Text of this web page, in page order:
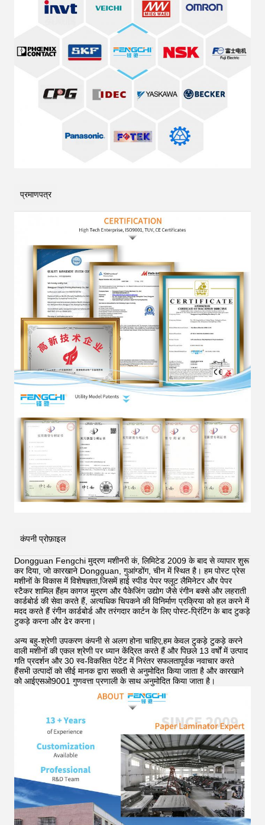
प्रमाणपत्र
कंपनी प्रोफ़ाइल
Dongguan Fengchi मुद्रण मशीनरी कं, लिमिटेड 2009 के बाद से व्यापार शुरू
कर दिया, जो कारखाने Dongguan, गुआंग्डोंग, चीन में स्थित है। हम पोस्ट प्रेस
मशीनों के विकास में विशेषज्ञता,जिसमें हाई स्पीड पेपर फ्लूट लैमिनेटर और पेपर
स्टैकर शामिल हैंहम कागज मुद्रण और पैकेजिंग उद्योग जैसे रंगीन बक्से और लहराती
कार्डबोर्ड की सेवा करते हैं, अत्यधिक चिपकने की विनिर्माण प्रक्रिया को हल करने में
मदद करते हैं रंगीन कार्डबोर्ड और तरंगदार कार्टन के लिए पोस्ट-प्रिंटिंग के बाद टुकड़े
टुकड़े करना और ढेर करना।
अन्य बहु-श्रेणी उपकरण कंपनी से अलग होना चाहिए,हम केवल टुकड़े टुकड़े करने
वाली मशीनों की एकल श्रेणी पर ध्यान केंद्रित करते हैं और पिछले 13 वर्षों में उत्पाद
गति प्रदर्शन और 30 स्व-विकसित पेटेंट में निरंतर सफलतापूर्वक नवाचार करते
हैंसभी उत्पादों को सीई मानक द्वारा सख्ती से अनुमोदित किया जाता है और कारखाने
को आईएसओ9001 गुणवत्ता प्रणाली के साथ अनुमोदित किया जाता है।